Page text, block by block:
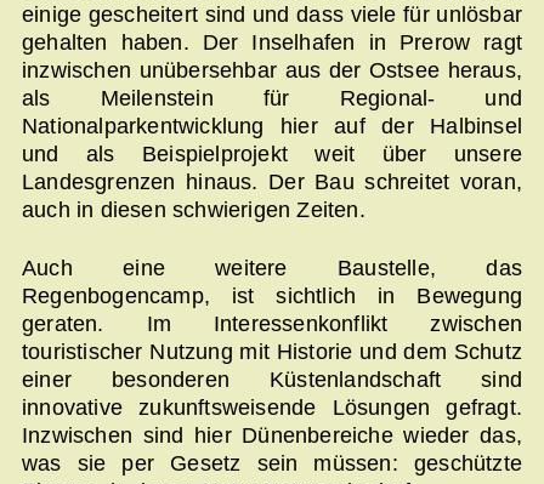
einige gescheitert sind und dass viele für unlösbar
gehalten haben. Der Inselhafen in Prerow ragt
inzwischen unübersehbar aus der Ostsee heraus,
als Meilenstein für Regional- und
Nationalparkentwicklung hier auf der Halbinsel
und als Beispielprojekt weit über unsere
Landesgrenzen hinaus. Der Bau schreitet voran,
auch in diesen schwierigen Zeiten.
Auch eine weitere Baustelle, das
Regenbogencamp, ist sichtlich in Bewegung
geraten. Im Interessenkonflikt zwischen
touristischer Nutzung mit Historie und dem Schutz
einer besonderen Küstenlandschaft sind
innovative zukunftsweisende Lösungen gefragt.
Inzwischen sind hier Dünenbereiche wieder das,
was sie per Gesetz sein müssen: geschützte